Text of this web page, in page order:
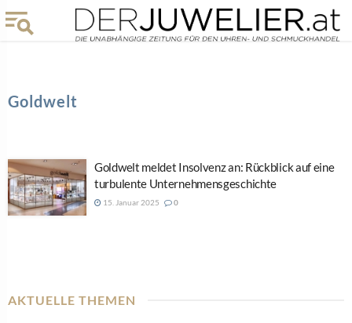
Goldwelt
Goldwelt meldet Insolvenz an: Rückblick auf eine
turbulente Unternehmensgeschichte
15. Januar 2025 0
AKTUELLE THEMEN